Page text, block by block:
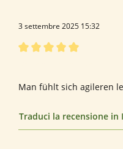
3 settembre 2025 15:32
Man fühlt sich agileren
Traduci la recensione in